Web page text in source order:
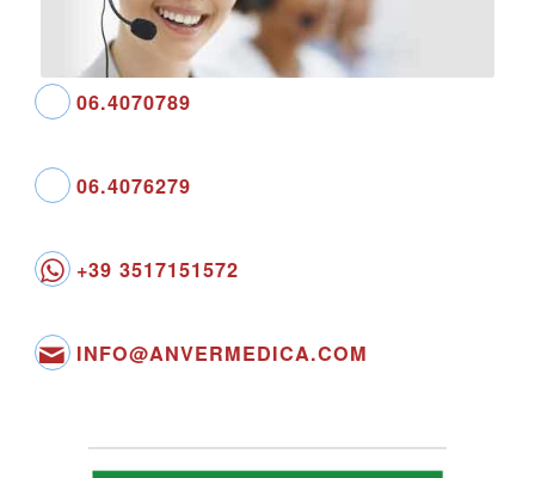
06.4070789
06.4076279
+39 3517151572
INFO@ANVERMEDICA.COM